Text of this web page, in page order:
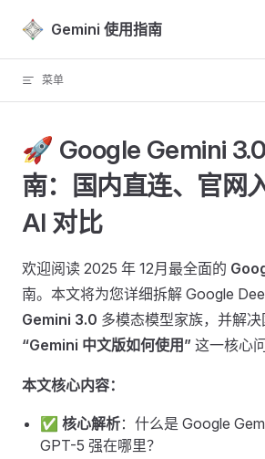
Skip to content
Gemini 使用指南
菜单
🚀 Google Gemini
南：国内直连、官网
AI 对比
欢迎阅读 2025 年 12月最全面的
南。本文将为您详细拆解 Google
Gemini 3.0 多模态模型家族，并解
“Gemini 中文版如何使用” 这一核心问
本文核心内容：
✅ 核心解析：什么是 Google
GPT-5 强在哪里？